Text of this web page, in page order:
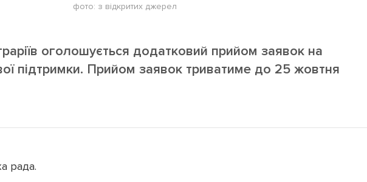
фото: з відкритих джерел
оголошується додатковий прийом заявок на
підтримки. Прийом заявок триватиме до 25 жовтня
рада.